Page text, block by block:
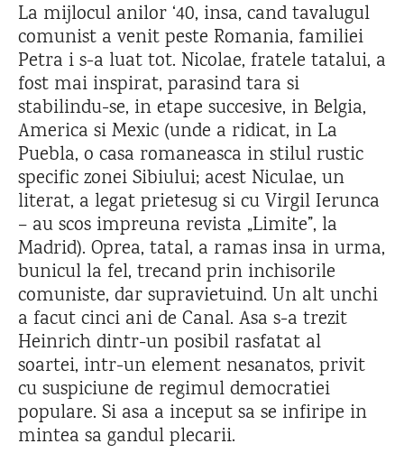
La mijlocul anilor ‘40, insa, cand tavalugul
comunist a venit peste Romania, familiei
Petra i s-a luat tot. Nicolae, fratele tatalui, a
fost mai inspirat, parasind tara si
stabilindu-se, in etape succesive, in Belgia,
America si Mexic (unde a ridicat, in La
Puebla, o casa romaneasca in stilul rustic
specific zonei Sibiului; acest Niculae, un
literat, a legat prietesug si cu Virgil Ierunca
– au scos impreuna revista „Limite”, la
Madrid). Oprea, tatal, a ramas insa in urma,
bunicul la fel, trecand prin inchisorile
comuniste, dar supravietuind. Un alt unchi
a facut cinci ani de Canal. Asa s-a trezit
Heinrich dintr-un posibil rasfatat al
soartei, intr-un element nesanatos, privit
cu suspiciune de regimul democratiei
populare. Si asa a inceput sa se infiripe in
mintea sa gandul plecarii.